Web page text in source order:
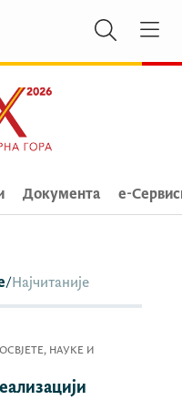
Документа e-
/Најчитаније
НАУКЕ И